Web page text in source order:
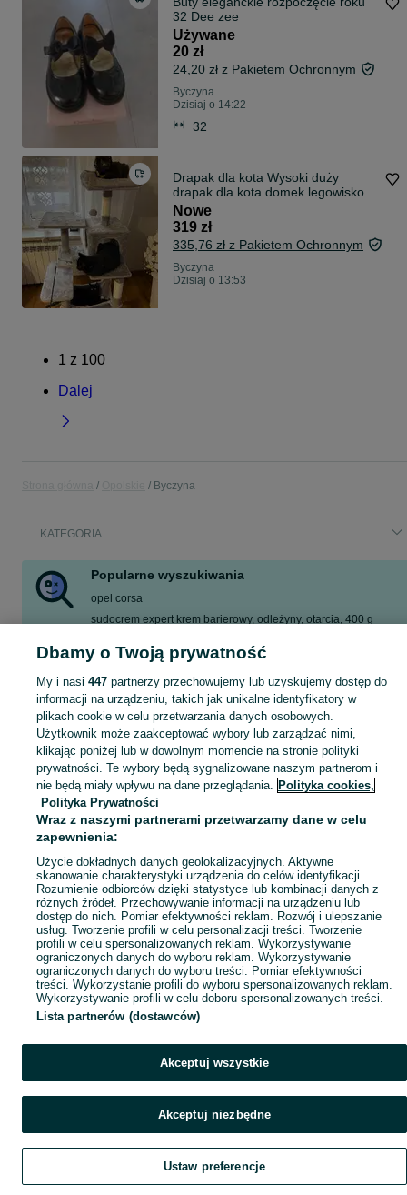
32 Dee zee
Używane
20 zł
24,20 zł z Pakietem Ochronnym
Byczyna
Dzisiaj o 14:22
32
Drapak dla kota Wysoki duży
drapak dla kota domek legowisko
143cm NOWY
Nowe
319 zł
335,76 zł z Pakietem Ochronnym
Byczyna
Dzisiaj o 13:53
1 z 100
Dalej
Byczyna
KATEGORIA
Popularne wyszukiwania
opel corsa
sudocrem expert krem barierowy, odleżyny, otarcia, 400 g
Skorzystaj z największego serwisu ogłoszeniowego - Byczyna i okolice! Kupuj to, czego pragniesz i sprzedawaj to, czego już nie potrzebujesz!
Mapa kategorii
Mapa miejscowości
Mapa ministron
Popularne wyszukiwania
Szukaj Obserwujesz Dodaj Czat Konto
Dbamy o Twoją prywatność
My i nasi 447partnerzy przechowujemy lub uzyskujemy dostęp do
informacji na urządzeniu, takich jak unikalne identyfikatory w
plikach cookie w celu przetwarzania danych osobowych.
Użytkownik może zaakceptować wybory lub zarządzać nimi,
klikając poniżej lub w dowolnym momencie na stronie polityki
prywatności. Te wybory będą sygnalizowane naszym partnerom i
nie będą miały wpływu na dane przeglądania. Polityka cookies,
Polityka Prywatności
Wraz z naszymi partnerami przetwarzamy dane w celu
zapewnienia:
Użycie dokładnych danych geolokalizacyjnych. Aktywne
skanowanie charakterystyki urządzenia do celów identyfikacji.
Rozumienie odbiorców dzięki statystyce lub kombinacji danych z
różnych źródeł. Przechowywanie informacji na urządzeniu lub
dostęp do nich. Pomiar efektywności reklam. Rozwój i ulepszanie
usług. Tworzenie profili w celu personalizacji treści. Tworzenie
profili w celu spersonalizowanych reklam. Wykorzystywanie
ograniczonych danych do wyboru reklam. Wykorzystywanie
ograniczonych danych do wyboru treści. Pomiar efektywności
treści. Wykorzystanie profili do wyboru spersonalizowanych reklam.
Wykorzystywanie profili w celu doboru spersonalizowanych treści.
Lista partnerów (dostawców)
Akceptuj wszystkie
Akceptuj niezbędne
Ustaw preferencje